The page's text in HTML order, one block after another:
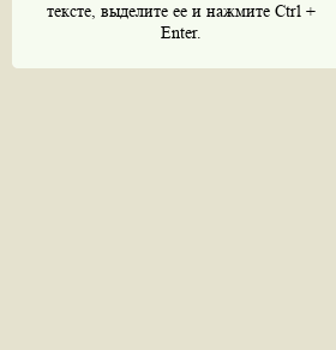
тексте, выделите ее и нажмите Ctrl +
Enter.